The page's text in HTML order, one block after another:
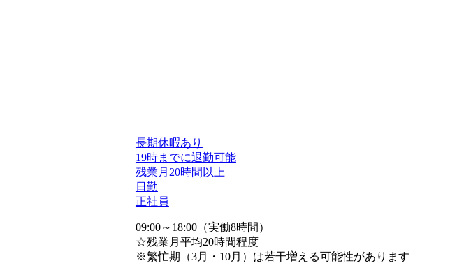
長期休暇あり
19時までに退勤可能
残業月20時間以上
日勤
正社員
09:00～18:00（実働8時間）
☆残業月平均20時間程度
※繁忙期（3月・10月）は若干増える可能性があります